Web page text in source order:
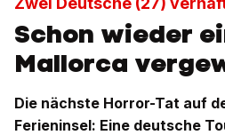
Schon wieder
Mallorca
Die nächste Horror-Tat auf
Ferieninsel: Eine deutsche